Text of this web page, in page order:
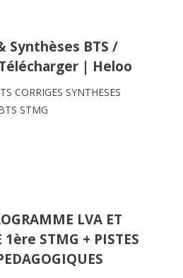
Synthèses BTS /
| Heloo
CORRIGES SYNTHESES
STMG
LVA ET
1ère STMG + PISTES